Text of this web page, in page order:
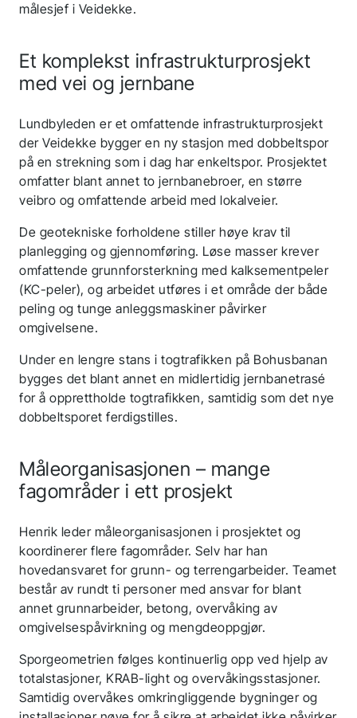
målesjef i Veidekke.
Et komplekst infrastrukturprosjekt
med vei og jernbane
Lundbyleden er et omfattende infrastrukturprosjekt
der Veidekke bygger en ny stasjon med dobbeltspor
på en strekning som i dag har enkeltspor. Prosjektet
omfatter blant annet to jernbanebroer, en større
veibro og omfattende arbeid med lokalveier.
De geotekniske forholdene stiller høye krav til
planlegging og gjennomføring. Løse masser krever
omfattende grunnforsterkning med kalksementpeler
(KC-peler), og arbeidet utføres i et område der både
peling og tunge anleggsmaskiner påvirker
omgivelsene.
Under en lengre stans i togtrafikken på Bohusbanan
bygges det blant annet en midlertidig jernbanetrasé
for å opprettholde togtrafikken, samtidig som det nye
dobbeltsporet ferdigstilles.
Måleorganisasjonen – mange
fagområder i ett prosjekt
Henrik leder måleorganisasjonen i prosjektet og
koordinerer flere fagområder. Selv har han
hovedansvaret for grunn- og terrengarbeider. Teamet
består av rundt ti personer med ansvar for blant
annet grunnarbeider, betong, overvåking av
omgivelsespåvirkning og mengdeoppgjør.
Sporgeometrien følges kontinuerlig opp ved hjelp av
totalstasjoner, KRAB-light og overvåkingsstasjoner.
Samtidig overvåkes omkringliggende bygninger og